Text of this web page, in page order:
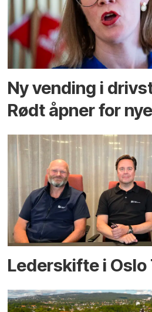
Ny vending i
Rødt åpner for
Lederskifte i Oslo